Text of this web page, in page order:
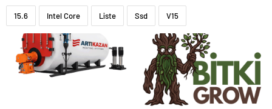
15.6 Intel Core Liste Ssd V15